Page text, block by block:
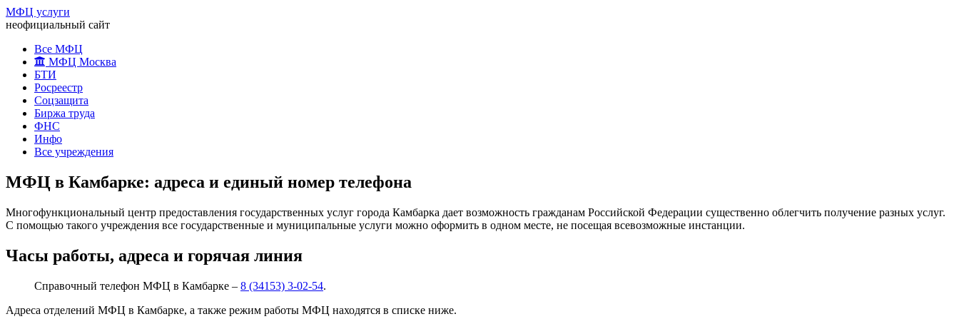
МФЦ услуги
неофициальный сайт
Все МФЦ
МФЦ Москва
БТИ
Росреестр
Соцзащита
Биржа труда
ФНС
Инфо
Все учреждения
МФЦ в Камбарке: адреса и единый номер телефона
Многофункциональный центр предоставления государственных услуг города Камбарка дает возможность гражданам Российской Федерации существенно облегчить получение разных услуг.
С помощью такого учреждения все государственные и муниципальные услуги можно оформить в одном месте, не посещая всевозможные инстанции.
Часы работы, адреса и горячая линия
Справочный телефон МФЦ в Камбарке – 8 (34153) 3-02-54.
Адреса отделений МФЦ в Камбарке, а также режим работы МФЦ находятся в списке ниже.